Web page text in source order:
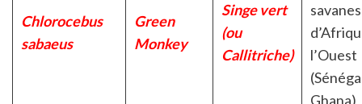
Chlorocebus
sabaeus
Green
Monkey
Singe vert
(ou
Callitriche)
savanes
l’Ouest
Ghana)